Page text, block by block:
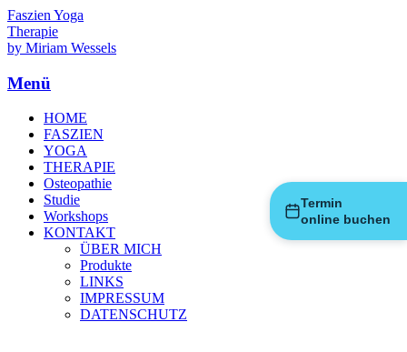
Termin
online buchen
Faszien Yoga
Therapie
by Miriam Wessels
Menü
HOME
FASZIEN
YOGA
THERAPIE
Osteopathie
Studie
Workshops
KONTAKT
ÜBER MICH
Produkte
LINKS
IMPRESSUM
DATENSCHUTZ